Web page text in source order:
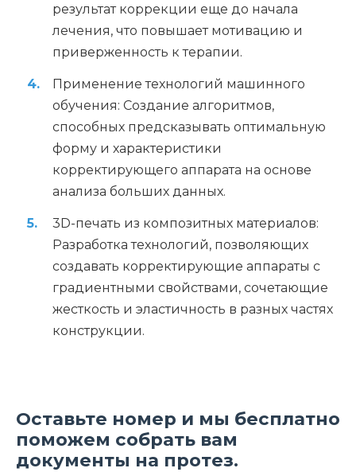
результат коррекции еще до начала
лечения, что повышает мотивацию и
приверженность к терапии.
Применение технологий машинного
обучения: Создание алгоритмов,
способных предсказывать оптимальную
форму и характеристики
корректирующего аппарата на основе
анализа больших данных.
3D-печать из композитных материалов:
Разработка технологий, позволяющих
создавать корректирующие аппараты с
градиентными свойствами, сочетающие
жесткость и эластичность в разных частях
конструкции.
Оставьте номер и мы бесплатно
поможем собрать вам
документы на протез.